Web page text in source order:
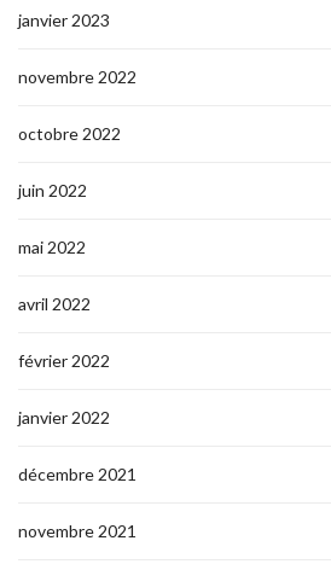
janvier 2023
novembre 2022
octobre 2022
juin 2022
mai 2022
avril 2022
février 2022
janvier 2022
décembre 2021
novembre 2021